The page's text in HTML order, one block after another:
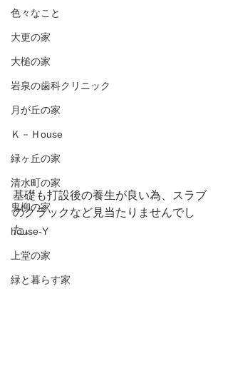
色々なこと
大更の家
大槌の家
岩泉の歯科クリニック
月が丘の家
Ｋ－Ｈouse
緑ヶ丘の家
清水町の家
鬼柳の家
house-Y
上堂の家
緑と暮らす家
基礎も打設後の養生が良い為、スラブ
のクラックなど見当たりませんでし
た。